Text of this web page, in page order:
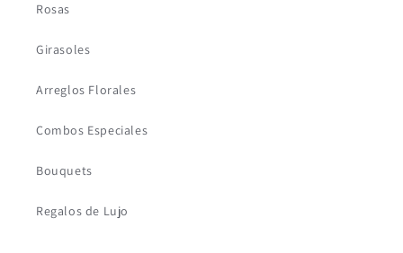
Rosas
Girasoles
Arreglos Florales
Combos Especiales
Bouquets
Regalos de Lujo